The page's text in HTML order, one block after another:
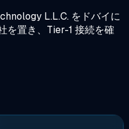
L.L.C. をドバイに
を置き、Tier-1 接続を確